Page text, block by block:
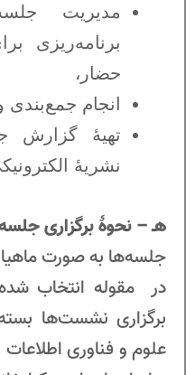
مدیریت
برنامه‌ریزی
حضار،
انجام جمع‌بندی
تهیۀ گزارش
نشریۀ
هـ–نحوۀ برگزاری
جلسه‌ها به صورت
در مقوله انتخاب
برگزاری نشست‌ها
علوم و فناوری اطلاعات